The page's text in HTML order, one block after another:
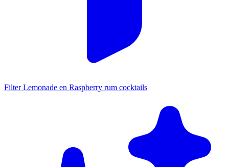
Filter Lemonade en Raspberry rum cocktails